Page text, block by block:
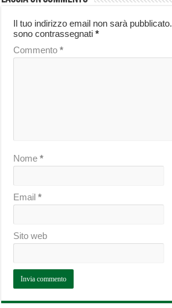
Il tuo indirizzo email non sarà pubblicato.
sono contrassegnati*
Commento*
Nome*
Email*
Sito web